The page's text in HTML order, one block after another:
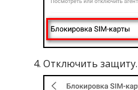
Отключить защиту.